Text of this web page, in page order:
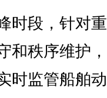
段，针对重
和秩序维护
时监管船舶